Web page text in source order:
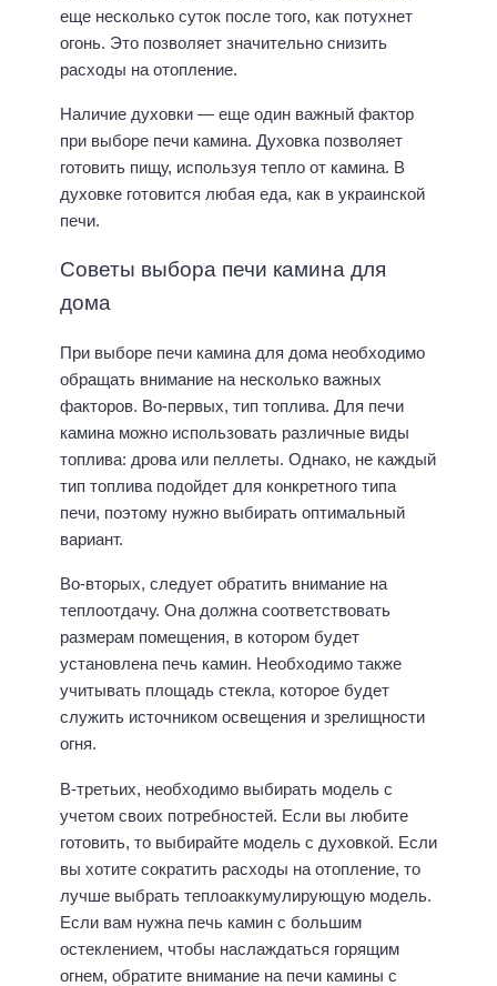
еще несколько суток после того, как потухнет
огонь. Это позволяет значительно снизить
расходы на отопление.
Наличие духовки — еще один важный фактор
при выборе печи камина. Духовка позволяет
готовить пищу, используя тепло от камина. В
духовке готовится любая еда, как в украинской
печи.
Советы выбора печи камина для
дома
При выборе печи камина для дома необходимо
обращать внимание на несколько важных
факторов. Во-первых, тип топлива. Для печи
камина можно использовать различные виды
топлива: дрова или пеллеты. Однако, не каждый
тип топлива подойдет для конкретного типа
печи, поэтому нужно выбирать оптимальный
вариант.
Во-вторых, следует обратить внимание на
теплоотдачу. Она должна соответствовать
размерам помещения, в котором будет
установлена печь камин. Необходимо также
учитывать площадь стекла, которое будет
служить источником освещения и зрелищности
огня.
В-третьих, необходимо выбирать модель с
учетом своих потребностей. Если вы любите
готовить, то выбирайте модель с духовкой. Если
вы хотите сократить расходы на отопление, то
лучше выбрать теплоаккумулирующую модель.
Если вам нужна печь камин с большим
остеклением, чтобы наслаждаться горящим
огнем, обратите внимание на печи камины с